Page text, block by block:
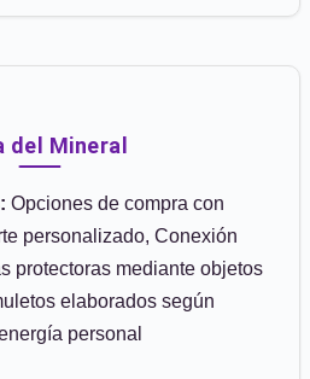
del Mineral
Opciones de compra con
personalizado, Conexión
protectoras mediante objetos
elaborados según
personal